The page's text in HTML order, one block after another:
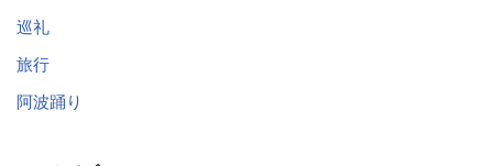
巡礼
旅行
阿波踊り